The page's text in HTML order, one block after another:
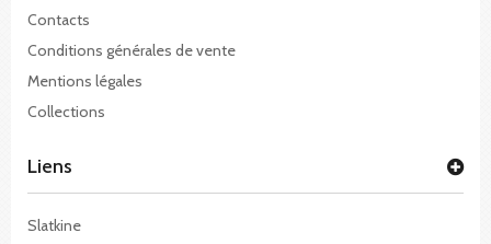
Contacts
Conditions générales de vente
Mentions légales
Collections
Liens
Slatkine